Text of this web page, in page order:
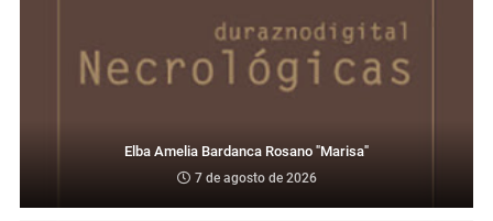
Elba Amelia Bardanca Rosano "Marisa"
7 de agosto de 2026